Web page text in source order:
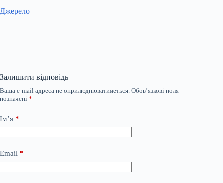
Джерело
Залишити відповідь
Ваша e-mail адреса не оприлюднюватиметься. Обов’язкові поля
позначені *
Ім’я *
Email *